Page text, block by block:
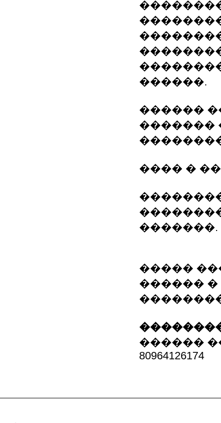
������.
������
�������
���� �
�������.
�����
������
������
80964126174